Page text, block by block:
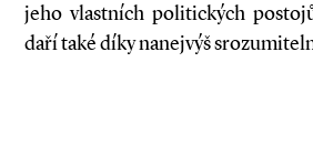
jeho vlastních politických
daří také díky nanejvýš